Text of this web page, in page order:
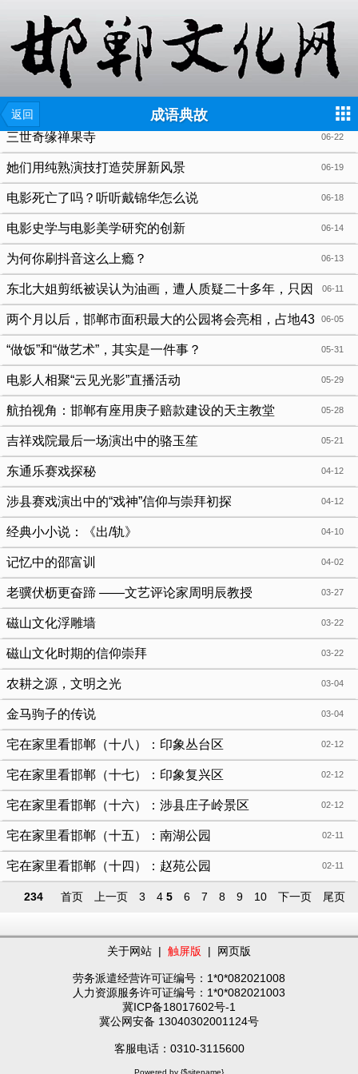
返回 成语典故
06-22
三世奇缘禅果寺
06-19
她们用纯熟演技打造荧屏新风景
06-18
电影死亡了吗？听听戴锦华怎么说
06-14
电影史学与电影美学研究的创新
06-13
为何你刷抖音这么上瘾？
06-11
东北大姐剪纸被误认为油画，遭人质疑二十多年，只因
太过逼真，不愧是天下第一剪！ 06-05
两个月以后，邯郸市面积最大的公园将会亮相，占地43
66亩，很期待 05-31
“做饭”和“做艺术”，其实是一件事？
05-29
电影人相聚“云见光影”直播活动
05-28
航拍视角：邯郸有座用庚子赔款建设的天主教堂
05-21
吉祥戏院最后一场演出中的骆玉笙
04-12
东通乐赛戏探秘
04-12
涉县赛戏演出中的“戏神”信仰与崇拜初探
04-10
经典小小说：《出/轨》
04-02
记忆中的邵富训
03-27
老骥伏枥更奋蹄 ——文艺评论家周明辰教授
03-22
磁山文化浮雕墙
03-22
磁山文化时期的信仰崇拜
03-04
农耕之源，文明之光
03-04
金马驹子的传说
02-12
宅在家里看邯郸（十八）：印象丛台区
02-12
宅在家里看邯郸（十七）：印象复兴区
02-12
宅在家里看邯郸（十六）：涉县庄子岭景区
02-11
宅在家里看邯郸（十五）：南湖公园
02-11
宅在家里看邯郸（十四）：赵苑公园
234 首页 上一页 3 4 5 6 7 8 9 10 下一页 尾页
关于网站 | 触屏版 | 网页版
劳务派遣经营许可证编号：1*0*082021008
人力资源服务许可证编号：1*0*082021003
冀ICP备18017602号-1
冀公网安备 13040302001124号
客服电话：0310-3115600
Powered by {$sitename}